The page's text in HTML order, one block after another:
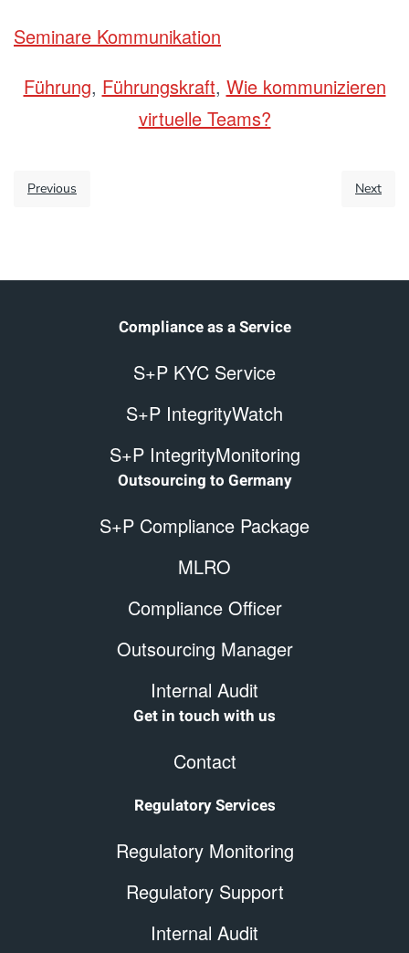
Seminare Kommunikation
Führung, Führungskraft, Wie kommunizieren
virtuelle Teams?
Previous Next
Compliance as a Service
S+P KYC Service
S+P IntegrityWatch
S+P IntegrityMonitoring
Outsourcing to Germany
S+P Compliance Package
MLRO
Compliance Officer
Outsourcing Manager
Internal Audit
Get in touch with us
Contact
Regulatory Services
Regulatory Monitoring
Regulatory Support
Internal Audit